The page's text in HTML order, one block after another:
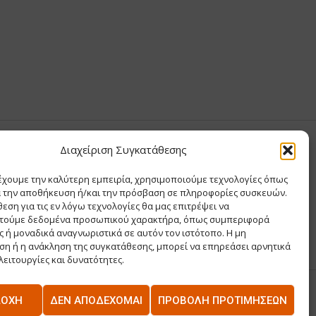
Διαχείριση Συγκατάθεσης
την καλύτερη εμπειρία, χρησιμοποιούμε τεχνολογίες όπως
την αποθήκευση ή/και την πρόσβαση σε πληροφορίες συσκευών.
για τις εν λόγω τεχνολογίες θα μας επιτρέψει να
δεδομένα προσωπικού χαρακτήρα, όπως συμπεριφορά
ή μοναδικά αναγνωριστικά σε αυτόν τον ιστότοπο. Η μη
ή η ανάκληση της συγκατάθεσης, μπορεί να επηρεάσει αρνητικά
και δυνατότητες.
ΔΕΝ ΑΠΟΔΈΧΟΜΑΙ ΠΡΟΒΟΛΉ ΠΡΟΤΙΜΉΣΕΩΝ
Θ ΚΑΙ ΣΙΑ ΜΟΝΟΠΡΟΣΩΠΗ ΙΚΕ
ΕΠΙΚΟΙΝΩΝΊΑ